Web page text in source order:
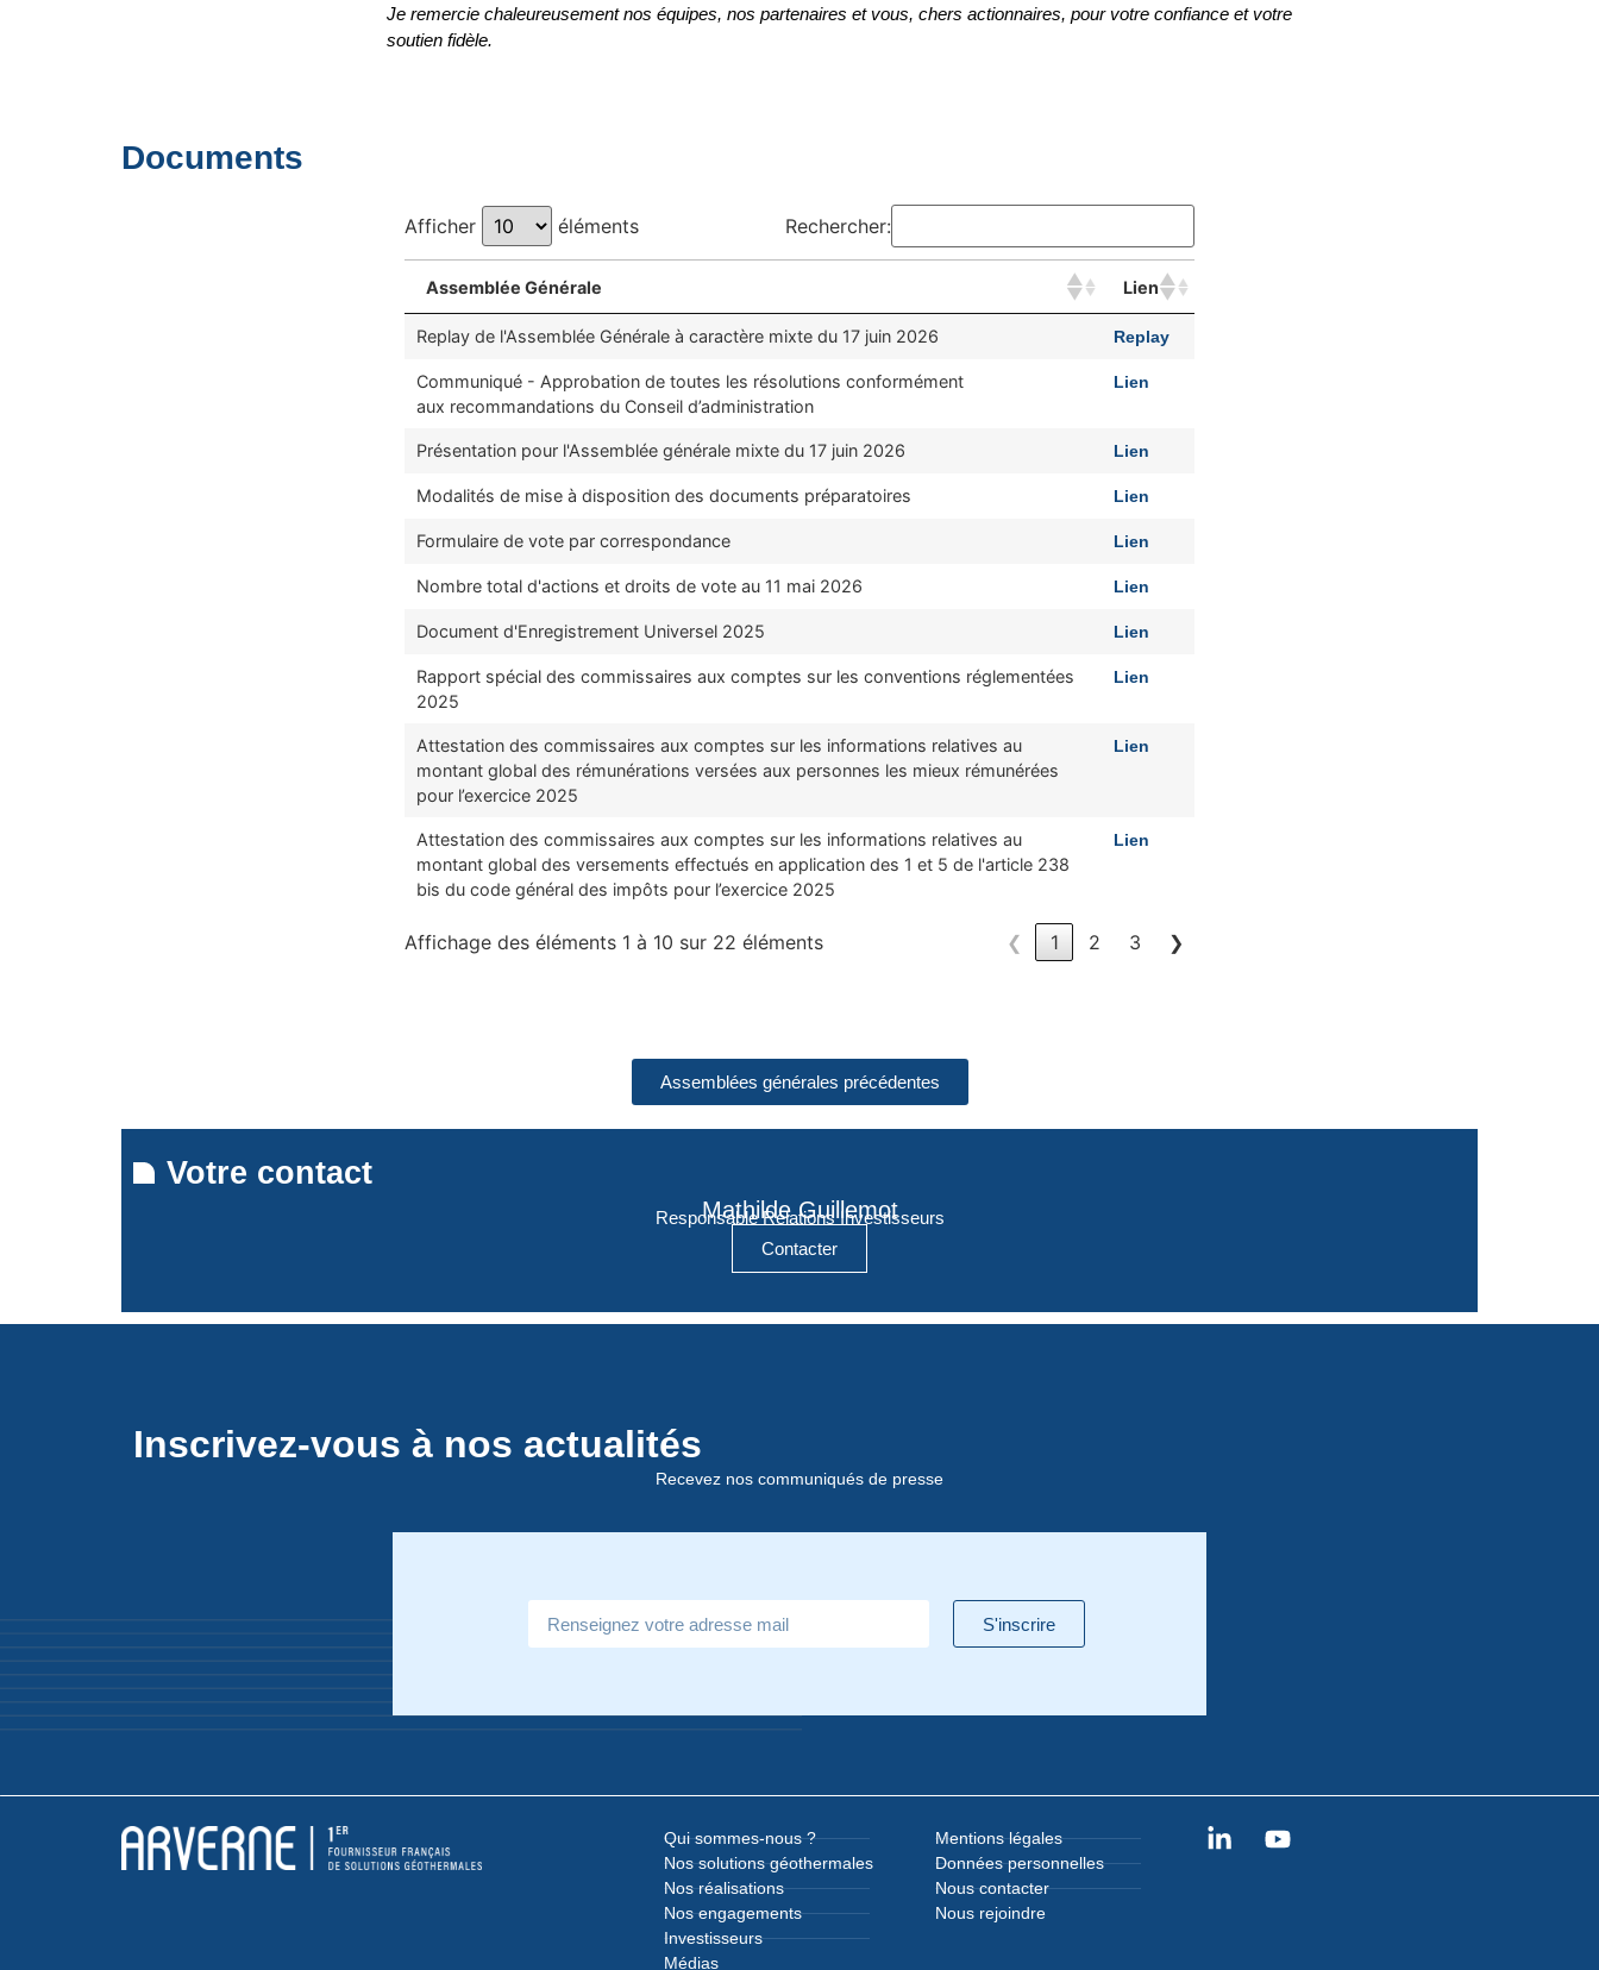
Je remercie chaleureusement nos équipes, nos partenaires et vous, chers actionnaires, pour votre confiance et votre
soutien fidèle.
Documents
Afficher éléments Rechercher:
Assemblée Générale Lien
Replay de l'Assemblée Générale à caractère mixte du 17 juin 2026 Replay
Communiqué - Approbation de toutes les résolutions conformément
aux recommandations du Conseil d’administration
Lien
Présentation pour l'Assemblée générale mixte du 17 juin 2026 Lien
Modalités de mise à disposition des documents préparatoires Lien
Formulaire de vote par correspondance Lien
Nombre total d'actions et droits de vote au 11 mai 2026 Lien
Document d'Enregistrement Universel 2025 Lien
Rapport spécial des commissaires aux comptes sur les conventions réglementées
2025
Lien
Attestation des commissaires aux comptes sur les informations relatives au
montant global des rémunérations versées aux personnes les mieux rémunérées
pour l’exercice 2025
Lien
Attestation des commissaires aux comptes sur les informations relatives au
montant global des versements effectués en application des 1 et 5 de l'article 238
bis du code général des impôts pour l’exercice 2025
Lien
Affichage des éléments 1 à 10 sur 22 éléments ❮ 1 2 3 ❯
Assemblées générales précédentes
Votre contact
Mathilde Guillemot
Responsable Relations Investisseurs
Contacter
Inscrivez-vous à nos actualités
Recevez nos communiqués de presse
S'inscrire
Qui sommes-nous ?
Nos solutions géothermales
Nos réalisations
Nos engagements
Investisseurs
Médias
Mentions légales
Données personnelles
Nous contacter
Nous rejoindre